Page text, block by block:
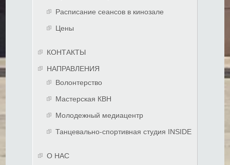
Расписание сеансов в кинозале
Цены
КОНТАКТЫ
НАПРАВЛЕНИЯ
Волонтерство
Мастерская КВН
Молодежный медиацентр
Танцевально-спортивная студия INSIDE
О НАС